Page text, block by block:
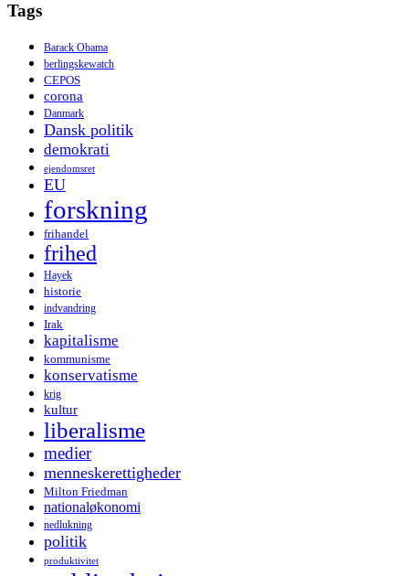
Tags
Barack Obama
berlingskewatch
CEPOS
corona
Danmark
Dansk politik
demokrati
ejendomsret
EU
forskning
frihandel
frihed
Hayek
historie
indvandring
Irak
kapitalisme
kommunisme
konservatisme
krig
kultur
liberalisme
medier
menneskerettigheder
Milton Friedman
nationaløkonomi
nedlukning
politik
produktivitet